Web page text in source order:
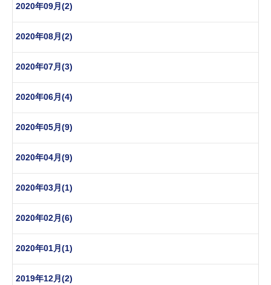
2020年09月(2)
2020年08月(2)
2020年07月(3)
2020年06月(4)
2020年05月(9)
2020年04月(9)
2020年03月(1)
2020年02月(6)
2020年01月(1)
2019年12月(2)